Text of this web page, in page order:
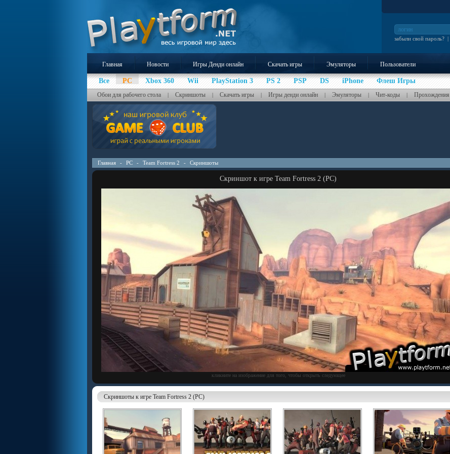
забыли свой пароль? |
Главная Новости Игры Денди онлайн Скачать игры Эмуляторы Пользователи
Все PC Xbox 360 Wii PlayStation 3 PS 2 PSP DS iPhone Флеш Игры
Обои для рабочего стола | Скриншоты | Скачать игры | Игры денди онлайн | Эмуляторы | Чит-коды | Прохождения
Главная - PC - Team Fortress 2 - Скриншоты
Скриншот к игре Team Fortress 2 (PC)
кликните на изображение для того, чтобы открыть следующее
Скриншоты к игре Team Fortress 2 (PC)